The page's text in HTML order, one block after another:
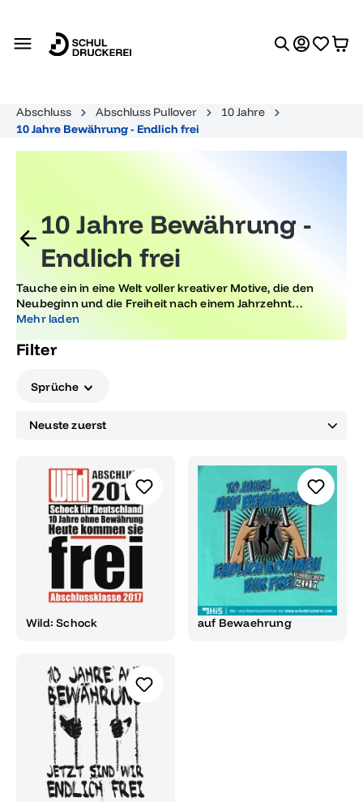
Abschluss Abschluss Pullover
10 Jahre
10 Jahre Bewährung - Endlich frei
10 Jahre Bewährung -
Endlich frei
Tauche ein in eine Welt voller kreativer Motive, die den
Neubeginn und die Freiheit nach einem Jahrzehnt
symbolisieren. Lass dich inspirieren von Designs, die den
gebührend ehren.
Mehr laden
Filter
Sprüche
Wild: Schock auf Bewaehrung